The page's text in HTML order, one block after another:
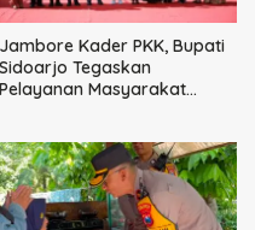
Jambore Kader PKK, Bupati
Sidoarjo Tegaskan
Pelayanan Masyarakat